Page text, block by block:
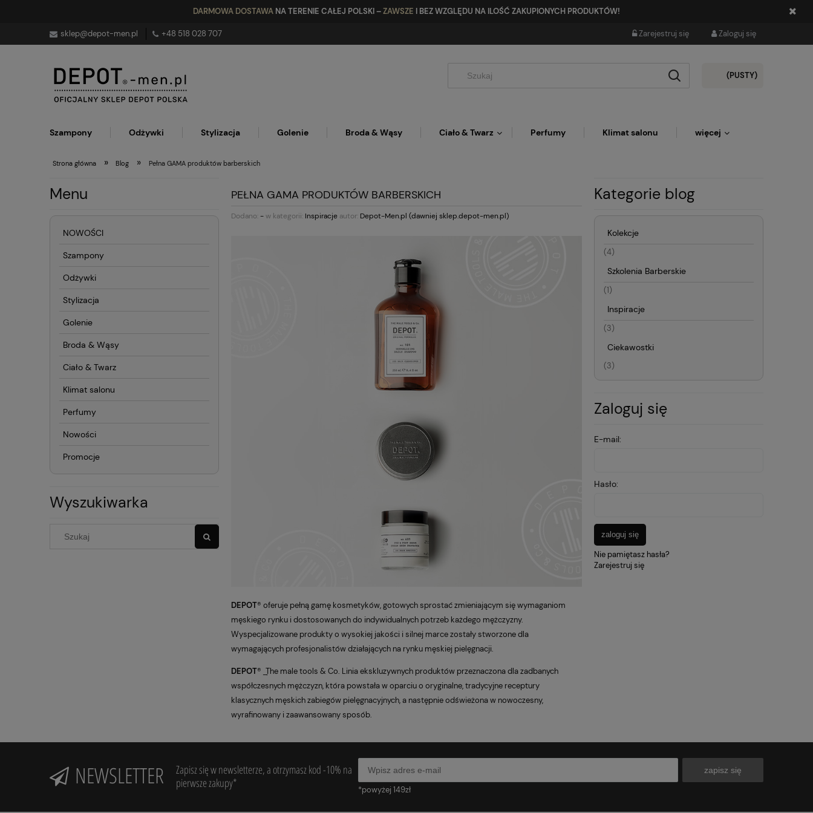
DARMOWA DOSTAWA NA TERENIE CAŁEJ POLSKI –ZAWSZE I BEZ WZGLĘDU NA ILOŚĆ ZAKUPIONYCH PRODUKTÓW!
sklep@depot-men.pl +48 518 028 707 Zarejestruj się Zaloguj się
(PUSTY)
Szampony Odżywki Stylizacja Golenie Broda & Wąsy Ciało & Twarz Perfumy Klimat salonu więcej
Strona główna » Blog » Pełna GAMA produktów barberskich
Menu
NOWOŚCI
Szampony
Odżywki
Stylizacja
Golenie
Broda & Wąsy
Ciało & Twarz
Klimat salonu
Perfumy
Nowości
Promocje
Wyszukiwarka
PEŁNA GAMA PRODUKTÓW BARBERSKICH
Dodano:-w kategorii: Inspiracje autor: Depot-Men.pl (dawniej sklep.depot-men.pl)
DEPOT® oferuje pełną gamę kosmetyków, gotowych sprostać zmieniającym się wymaganiom
męskiego rynku i dostosowanych do indywidualnych potrzeb każdego mężczyzny.
Wyspecjalizowane produkty o wysokiej jakości i silnej marce zostały stworzone dla
wymagających profesjonalistów działających na rynku męskiej pielęgnacji.
DEPOT® ͢ The male tools & Co. Linia ekskluzywnych produktów przeznaczona dla zadbanych
współczesnych mężczyzn, która powstała w oparciu o oryginalne, tradycyjne receptury
klasycznych męskich zabiegów pielęgnacyjnych, a następnie odświeżona w nowoczesny,
wyrafinowany i zaawansowany sposób.
Kategorie blog
Kolekcje
(4)
Szkolenia Barberskie
(1)
Inspiracje
(3)
Ciekawostki
(3)
Zaloguj się
E-mail:
Hasło:
zaloguj się
Nie pamiętasz hasła?
Zarejestruj się
NEWSLETTER
Zapisz się w newsletterze, a otrzymasz kod -10% na
pierwsze zakupy*
zapisz się
*powyżej 149zł